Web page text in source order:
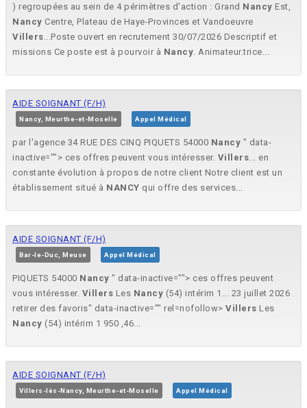
) regroupées au sein de 4 périmètres d'action : Grand Nancy Est,
Nancy Centre, Plateau de Haye-Provinces et Vandoeuvre
Villers...Poste ouvert en recrutement 30/07/2026 Descriptif et
missions Ce poste est à pourvoir à Nancy. Animateur.trice...
AIDE SOIGNANT (F/H)
Nancy, Meurthe-et-Moselle Appel Médical
par l'agence 34 RUE DES CINQ PIQUETS 54000 Nancy " data-
inactive=""> ces offres peuvent vous intéresser. Villers... en
constante évolution à propos de notre client Notre client est un
établissement situé à NANCY qui offre des services...
AIDE SOIGNANT (F/H)
Bar-le-Duc, Meuse Appel Médical
PIQUETS 54000 Nancy " data-inactive=""> ces offres peuvent
vous intéresser. Villers Les Nancy (54) intérim 1... 23 juillet 2026
retirer des favoris" data-inactive="" rel=nofollow> Villers Les
Nancy (54) intérim 1 950 ,46...
AIDE SOIGNANT (F/H)
Villers-lès-Nancy, Meurthe-et-Moselle Appel Médical